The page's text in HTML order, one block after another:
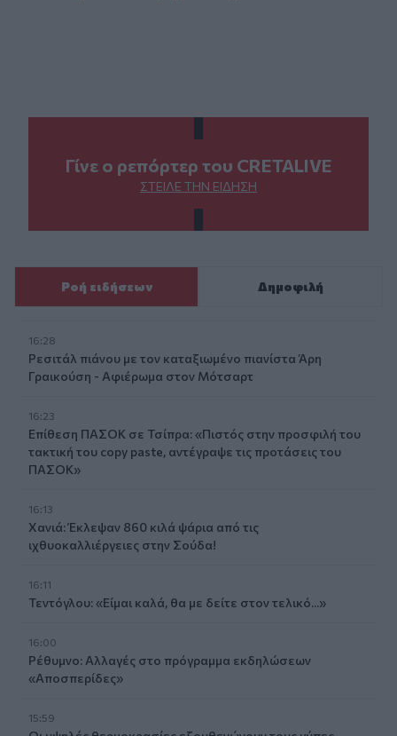
Γίνε ο ρεπόρτερ του CRETALIVE
ΣΤΕΊΛΕ ΤΗΝ ΕΊΔΗΣΗ
Ροή ειδήσεων Δημοφιλή
16:28
Ρεσιτάλ πιάνου με τον καταξιωμένο πιανίστα Άρη
Γραικούση - Αφιέρωμα στον Μότσαρτ
16:23
Επίθεση ΠΑΣΟΚ σε Τσίπρα: «Πιστός στην προσφιλή του
τακτική του copy paste, αντέγραψε τις προτάσεις του
ΠΑΣΟΚ»
16:13
Χανιά: Έκλεψαν 860 κιλά ψάρια από τις
ιχθυοκαλλιέργειες στην Σούδα!
16:11
Τεντόγλου: «Είμαι καλά, θα με δείτε στον τελικό...»
16:00
Ρέθυμνο: Αλλαγές στο πρόγραμμα εκδηλώσεων
«Αποσπερίδες»
15:59